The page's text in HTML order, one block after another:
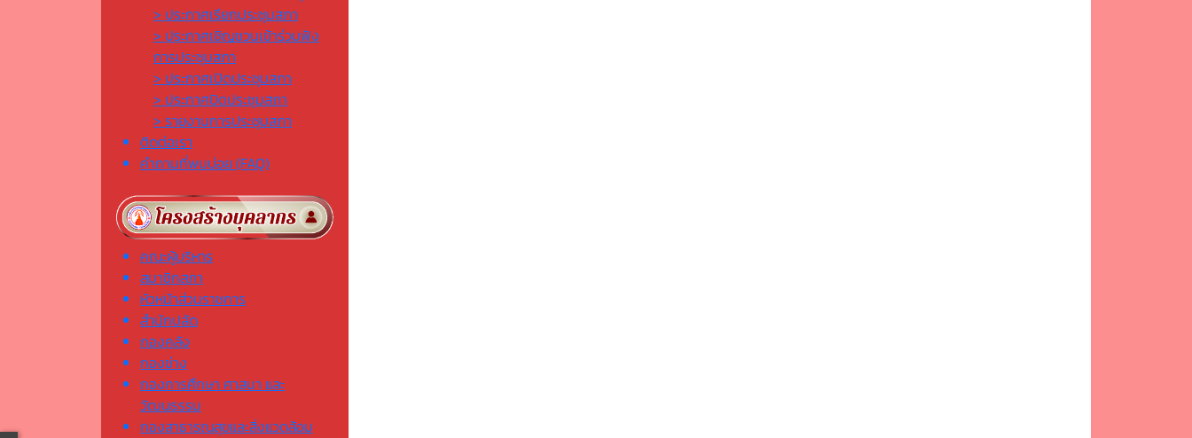
> ประกาศเรียกประชุมสภา
> ประกาศเชิญชวนเข้าร่วมฟัง
การประชุมสภา
> ประกาศเปิดประชุมสภา
> ประกาศปิดประชุมสภา
> รายงานการประชุมสภา
ติดต่อเรา
คำถามที่พบบ่อย (FAQ)
คณะผู้บริหาร
สมาชิกสภา
หัวหน้าส่วนราชการ
สำนักปลัด
กองคลัง
กองช่าง
กองการศึกษา ศาสนา และ
วัฒนธรรม
กองสาธารณสุขและสิ่งแวดล้อม